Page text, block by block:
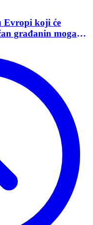
Evropi koji će
građanin mogao